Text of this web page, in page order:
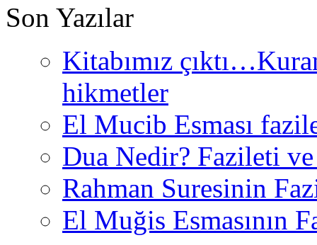
Son Yazılar
Kitabımız
hikmetler
El Mucib Esması
Dua Nedir? Fazileti
Rahman Suresinin
El Muğis Esmasının